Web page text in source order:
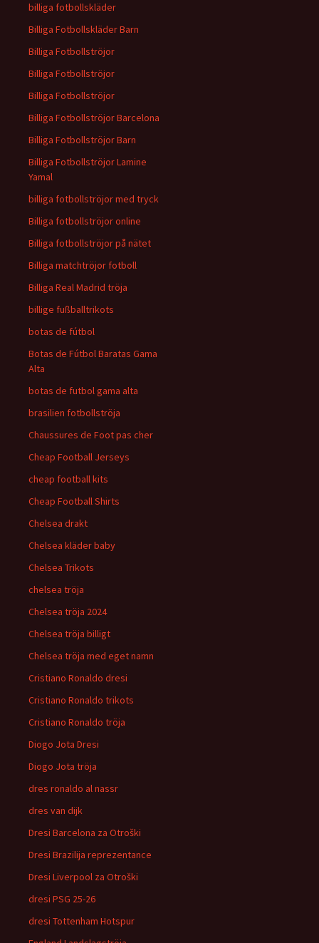
billiga fotbollskläder
Billiga Fotbollskläder Barn
Billiga Fotbollströjor
Billiga Fotbollströjor
Billiga Fotbollströjor
Billiga Fotbollströjor Barcelona
Billiga Fotbollströjor Barn
Billiga Fotbollströjor Lamine
Yamal
billiga fotbollströjor med tryck
Billiga fotbollströjor online
Billiga fotbollströjor på nätet
Billiga matchtröjor fotboll
Billiga Real Madrid tröja
billige fußballtrikots
botas de fútbol
Botas de Fútbol Baratas Gama
Alta
botas de futbol gama alta
brasilien fotbollströja
Chaussures de Foot pas cher
Cheap Football Jerseys
cheap football kits
Cheap Football Shirts
Chelsea drakt
Chelsea kläder baby
Chelsea Trikots
chelsea tröja
Chelsea tröja 2024
Chelsea tröja billigt
Chelsea tröja med eget namn
Cristiano Ronaldo dresi
Cristiano Ronaldo trikots
Cristiano Ronaldo tröja
Diogo Jota Dresi
Diogo Jota tröja
dres ronaldo al nassr
dres van dijk
Dresi Barcelona za Otroški
Dresi Brazilija reprezentance
Dresi Liverpool za Otroški
dresi PSG 25-26
dresi Tottenham Hotspur